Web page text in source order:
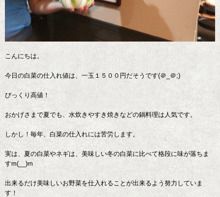
こんにちは。
今日の白菜の仕入れ値は、一玉１５００円だそうです(＠_＠;)
びっくり高値！
おかげさまで夏でも、水炊きやすき焼きなどの鍋料理は人気です。
しかし！毎年、白菜の仕入れには苦労します。
実は、夏の白菜やネギは、美味しい冬の白菜に比べて格段に味が落ちま
すm(__)m
出来るだけ美味しいお野菜を仕入れることが出来るよう努力していま
す！